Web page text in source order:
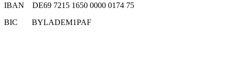
IBAN DE69 7215 1650 0000 0174 75
BIC BYLADEM1PAF